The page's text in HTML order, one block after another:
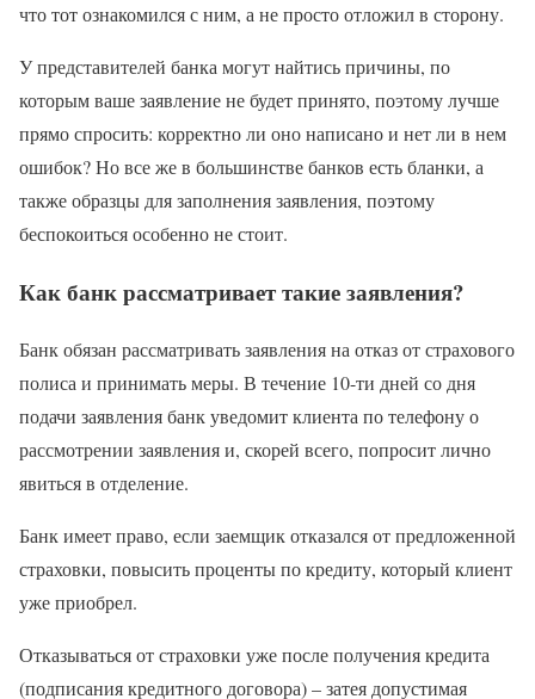
что тот ознакомился с ним, а не просто отложил в сторону.
У представителей банка могут найтись причины, по
которым ваше заявление не будет принято, поэтому лучше
прямо спросить: корректно ли оно написано и нет ли в нем
ошибок? Но все же в большинстве банков есть бланки, а
также образцы для заполнения заявления, поэтому
беспокоиться особенно не стоит.
Как банк рассматривает такие заявления?
Банк обязан рассматривать заявления на отказ от страхового
полиса и принимать меры. В течение 10-ти дней со дня
подачи заявления банк уведомит клиента по телефону о
рассмотрении заявления и, скорей всего, попросит лично
явиться в отделение.
Банк имеет право, если заемщик отказался от предложенной
страховки, повысить проценты по кредиту, который клиент
уже приобрел.
Отказываться от страховки уже после получения кредита
(подписания кредитного договора) – затея допустимая